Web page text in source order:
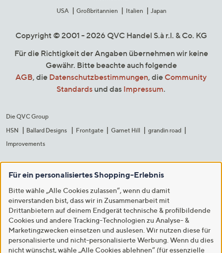
USA
Großbritannien Italien Japan
Copyright © 2001 - 2026 QVC Handel S.à r.l. & Co. KG
Für die Richtigkeit der Angaben übernehmen wir keine
Gewähr. Bitte beachte auch folgende
AGB, die Datenschutzbestimmungen, die Community
Standards und das Impressum.
Die QVC Group
HSN
Ballard Designs Frontgate Garnet Hill
grandin road
Improvements
Für ein personalisiertes Shopping-Erlebnis
Bitte wähle „Alle Cookies zulassen“, wenn du damit
einverstanden bist, dass wir in Zusammenarbeit mit
Drittanbietern auf deinem Endgerät technische & profilbildende
Cookies und andere Tracking-Technologien zu Analyse- &
Marketingzwecken einsetzen und auslesen. Wir nutzen diese für
personalisierte und nicht-personalisierte Werbung. Wenn du dies
nicht wünschst, wähle „Alle Cookies ablehnen“ (für essenzielle